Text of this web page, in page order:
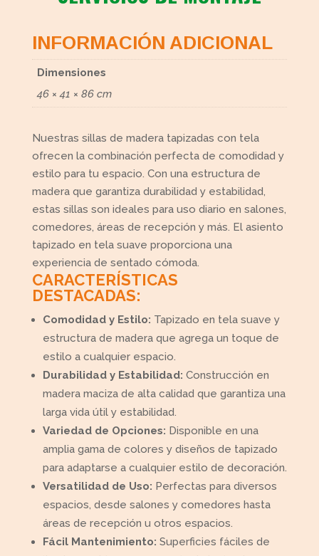
INFORMACIÓN ADICIONAL
Dimensiones
46 × 41 × 86 cm
Nuestras sillas de madera tapizadas con tela
ofrecen la combinación perfecta de comodidad y
estilo para tu espacio. Con una estructura de
madera que garantiza durabilidad y estabilidad,
estas sillas son ideales para uso diario en salones,
comedores, áreas de recepción y más. El asiento
tapizado en tela suave proporciona una
experiencia de sentado cómoda.
CARACTERÍSTICAS
DESTACADAS:
Comodidad y Estilo: Tapizado en tela suave y
estructura de madera que agrega un toque de
estilo a cualquier espacio.
Durabilidad y Estabilidad: Construcción en
madera maciza de alta calidad que garantiza una
larga vida útil y estabilidad.
Variedad de Opciones: Disponible en una
amplia gama de colores y diseños de tapizado
para adaptarse a cualquier estilo de decoración.
Versatilidad de Uso: Perfectas para diversos
espacios, desde salones y comedores hasta
áreas de recepción u otros espacios.
Fácil Mantenimiento: Superficies fáciles de